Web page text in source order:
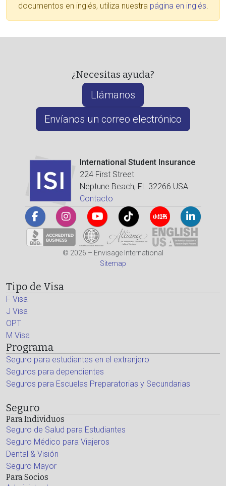
documentos en inglés, utiliza nuestra página en inglés.
¿Necesitas ayuda?
Llámanos
Envíanos un correo electrónico
International Student Insurance
224 First Street
Neptune Beach, FL 32266 USA
Contacto
© 2026 – Envisage International
Sitemap
Tipo de Visa
F Visa
J Visa
OPT
M Visa
Programa
Seguro para estudiantes en el extranjero
Seguros para dependientes
Seguros para Escuelas Preparatorias y Secundarias
Seguro
Para Individuos
Seguro de Salud para Estudiantes
Seguro Médico para Viajeros
Dental & Visión
Seguro Mayor
Para Socios